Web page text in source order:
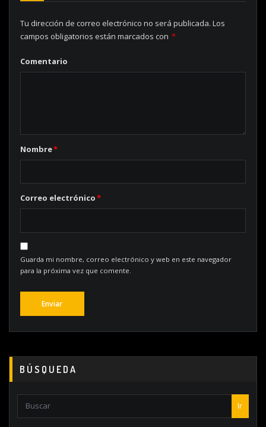
Tu dirección de correo electrónico no será publicada. Los
campos obligatorios están marcados con *
Comentario
Nombre*
Correo electrónico*
Guarda mi nombre, correo electrónico y web en este navegador
para la próxima vez que comente.
BÚSQUEDA
Ir